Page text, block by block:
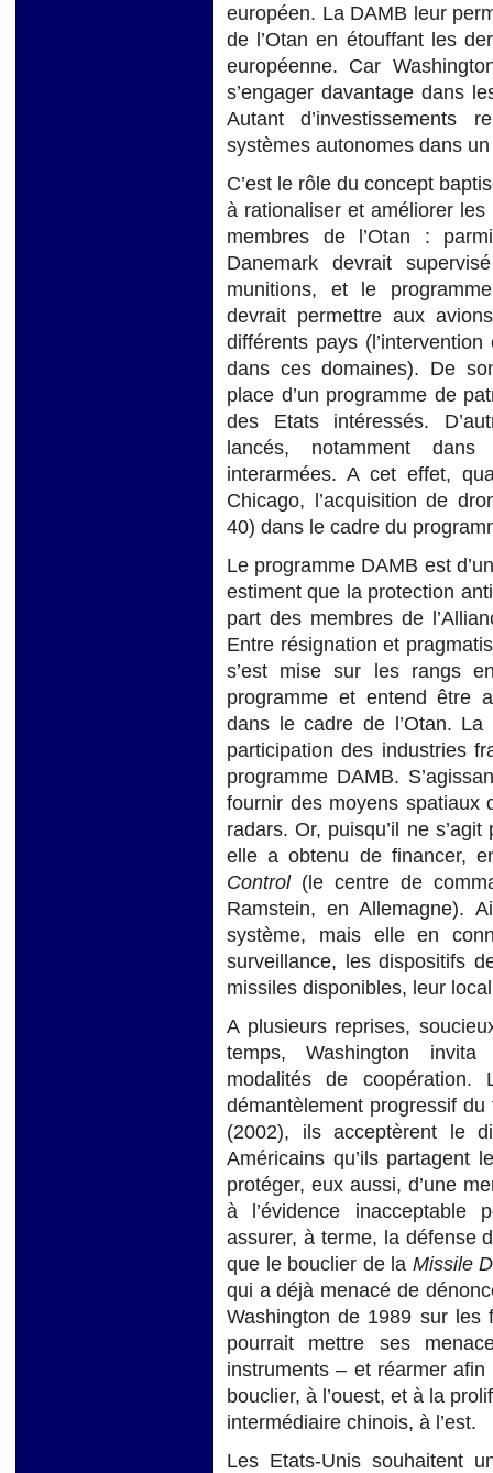
européen. La DAMB leur
de l’Otan en étouffant les
européenne. Car
s’engager davantage dans
Autant d’investissements
systèmes autonomes dans
C’est le rôle du concept
à rationaliser et améliorer
membres de l’Otan :
Danemark devrait
munitions, et le programme
devrait permettre aux
différents pays
dans ces domaines). De
place d’un programme de
des Etats intéressés.
lancés, notamment
interarmées. A cet effet,
Chicago, l’acquisition de
40) dans le cadre du
Le programme DAMB est
estiment que la protection
part des membres de
Entre résignation et
s’est mise sur les rangs
programme et entend être
dans le cadre de l’Otan.
participation des industries
programme DAMB.
fournir des moyens spatiaux
radars. Or, puisqu’il ne
elle a obtenu de financer,
Control(le centre de
Ramstein, en Allemagne).
système, mais elle en
surveillance, les dispositifs
missiles disponibles, leur
A plusieurs reprises,
temps, Washington invita
modalités de coopération.
démantèlement progressif
(2002), ils acceptèrent le
Américains qu’ils partagent
protéger, eux aussi, d’une
à l’évidence inacceptable
assurer, à terme, la défense
que le bouclier de la Missile
qui a déjà menacé de
Washington de 1989 sur les
pourrait mettre ses
instruments – et réarmer
bouclier, à l’ouest, et à la
intermédiaire chinois, à l’est.
Les Etats-Unis souhaitent